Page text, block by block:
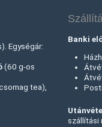
Egységár:
(60 g-os
tea),
Banki
szállítási